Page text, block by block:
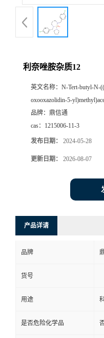
利奈唑胺杂质12
英文名称： N-Tert-butyl-N-
oxooxazolidin-5-
品牌： 鼎信通
cas： 1215006-11-3
发布日期： 2024-05-28
更新日期： 2026-08-07
产品详请
品牌
货号
用途
是否危险化学品